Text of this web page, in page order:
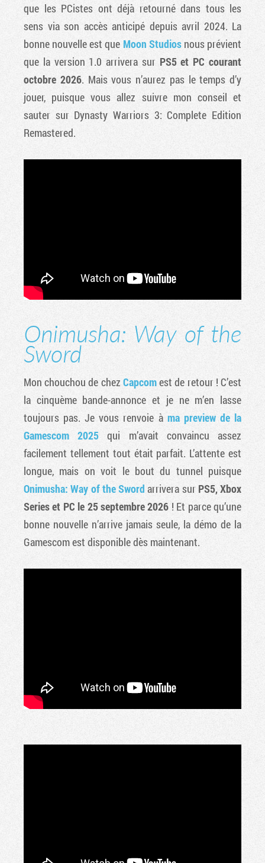
que les PCistes ont déjà retourné dans tous les
sens via son accès anticipé depuis avril 2024. La
bonne nouvelle est que Moon Studiosnous prévient
que la version 1.0 arrivera sur PS5 et PC courant
octobre 2026. Mais vous n’aurez pas le temps d’y
jouer, puisque vous allez suivre mon conseil et
sauter sur Dynasty Warriors 3: Complete Edition
Remastered.
Onimusha: Way of the
Sword
Mon chouchou de chez Capcomest de retour ! C’est
la cinquème bande-annonce et je ne m’en lasse
toujours pas. Je vous renvoie à ma preview de la
Gamescom 2025 qui m’avait convaincu assez
facilement tellement tout était parfait. L’attente est
longue, mais on voit le bout du tunnel puisque
Onimusha: Way of the Sword arrivera sur PS5, Xbox
Series et PC le 25 septembre 2026 ! Et parce qu’une
bonne nouvelle n’arrive jamais seule, la démo de la
Gamescom est disponible dès maintenant.